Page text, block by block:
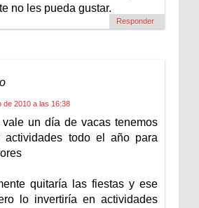
no les pueda gustar.
Responder
de 2010 a las 16:38
un día de vacas tenemos
actividades todo el año para
quitaría las fiestas y ese
lo invertiría en actividades